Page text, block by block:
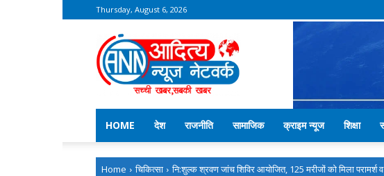
Thursday, August 6, 2026
Aditya
News
Network
–
Kekri
News
HOME
देश राजनीति सामाजिक क्राइम न्यूज शिक्षा
Home चिकित्सा नि:शुल्क श्रवण जांच शिविर आयोजित, 125 मरीजों को मिला परामर्श